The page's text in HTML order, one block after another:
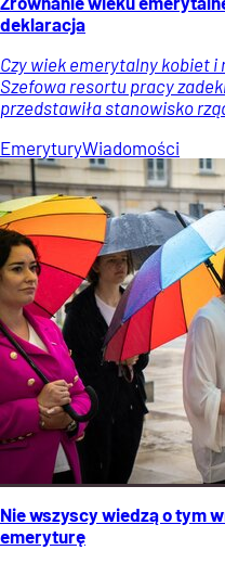
deklaracja
Czy wiek emerytalny kobiet i
Szefowa resortu pracy
przedstawiła stanowisko
EmeryturyWiadomości
Nie wszyscy wiedzą o tym
emeryturę